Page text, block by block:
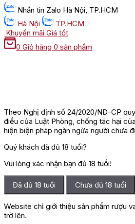
Nhắn tin Zalo Hà Nội, TP.HCM
Hà Nội
TP.HCM
Khuyến mãi Giá tốt
0 Giỏ hàng 0 sản phẩm
Theo Nghị định số 24/2020/NĐ-CP
điều của Luật Phòng, chống tác hại
hiện biện pháp ngăn ngừa người chưa
Quý khách đã đủ 18 tuổi?
Vui lòng xác nhận bạn đủ 18 tuổi!
Đã đủ 18 tuổi Chưa đủ 18 tuổi
Website chỉ giới thiệu sản phẩm rượu
trở lên.